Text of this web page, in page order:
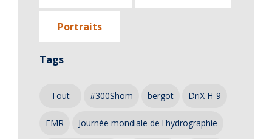
Portraits
Tags
- Tout - #300Shom bergot DriX H-9
EMR Journée mondiale de l'hydrographie